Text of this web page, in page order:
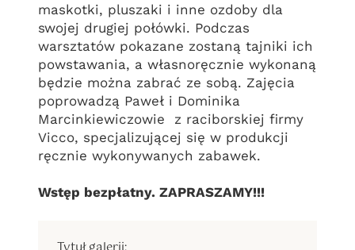
maskotki, pluszaki i inne ozdoby dla
swojej drugiej połówki. Podczas
warsztatów pokazane zostaną tajniki ich
powstawania, a własnoręcznie wykonaną
będzie można zabrać ze sobą. Zajęcia
poprowadzą Paweł i Dominika
Marcinkiewiczowie z raciborskiej firmy
Vicco, specjalizującej się w produkcji
ręcznie wykonywanych zabawek.
Wstęp bezpłatny. ZAPRASZAMY!!!